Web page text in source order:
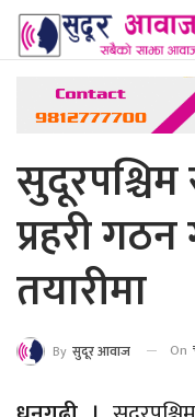
प्रहरी
तयारीमा
By सुदूर आवाज On